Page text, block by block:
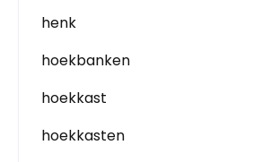
henk
hoekbanken
hoekkast
hoekkasten